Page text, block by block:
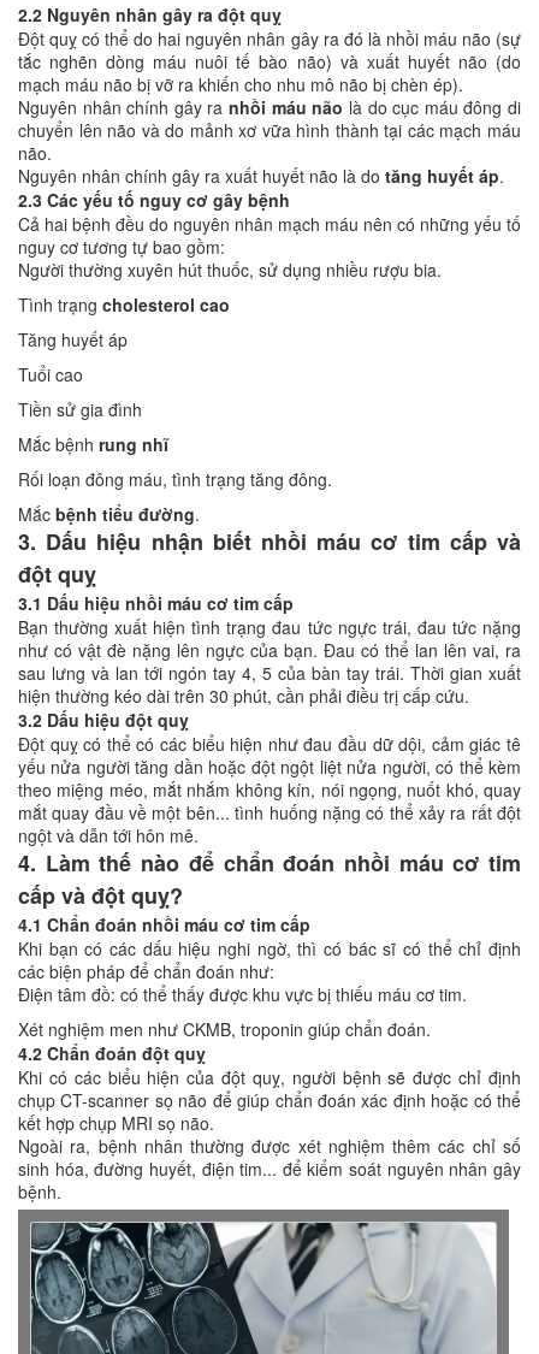
2.2 Nguyên nhân gây ra đột quỵ
Đột quỵ có thể do hai nguyên nhân gây ra đó là nhồi máu não (sự
tắc nghẽn dòng máu nuôi tế bào não) và xuất huyết não (do
mạch máu não bị vỡ ra khiến cho nhu mô não bị chèn ép).
Nguyên nhân chính gây ranhồi máu não là do cục máu đông di
chuyển lên não và do mảnh xơ vữa hình thành tại các mạch máu
não.
Nguyên nhân chính gây ra xuất huyết não là do tăng huyết áp.
2.3 Các yếu tố nguy cơ gây bệnh
Cả hai bệnh đều do nguyên nhân mạch máu nên có những yếu tố
nguy cơ tương tự bao gồm:
Người thường xuyên hút thuốc, sử dụng nhiều rượu bia.
Tình trạng cholesterol cao
Tăng huyết áp
Tuổi cao
Tiền sử gia đình
Mắc bệnh rung nhĩ
Rối loạn đông máu, tình trạng tăng đông.
Mắc bệnh tiểu đường.
3. Dấu hiệu nhận biết nhồi máu cơ tim cấp và
đột quỵ
3.1 Dấu hiệu nhồi máu cơ tim cấp
Bạn thường xuất hiện tình trạng đau tức ngực trái, đau tức nặng
như có vật đè nặng lên ngực của bạn. Đau có thể lan lên vai, ra
sau lưng và lan tới ngón tay 4, 5 của bàn tay trái. Thời gian xuất
hiện thường kéo dài trên 30 phút, cần phải điều trị cấp cứu.
3.2 Dấu hiệu đột quỵ
Đột quỵ có thể có các biểu hiện như đau đầu dữ dội, cảm giác tê
yếu nửa người tăng dần hoặc đột ngột liệt nửa người, có thể kèm
theo miệng méo, mắt nhắm không kín, nói ngọng, nuốt khó, quay
mắt quay đầu về một bên... tình huống nặng có thể xảy ra rất đột
ngột và dẫn tới hôn mê.
4. Làm thế nào để chẩn đoán nhồi máu cơ tim
cấp và đột quỵ?
4.1 Chẩn đoán nhồi máu cơ tim cấp
Khi bạn có các dấu hiệu nghi ngờ, thì có bác sĩ có thể chỉ định
các biện pháp để chẩn đoán như:
Điện tâm đồ: có thể thấy được khu vực bị thiếu máu cơ tim.
Xét nghiệm men như CKMB, troponin giúp chẩn đoán.
4.2 Chẩn đoán đột quỵ
Khi có các biểu hiện của đột quỵ, người bệnh sẽ được chỉ định
chụp CT-scanner sọ não để giúp chẩn đoán xác định hoặc có thể
kết hợp chụp MRI sọ não.
Ngoài ra, bệnh nhân thường được xét nghiệm thêm các chỉ số
sinh hóa, đường huyết, điện tim... để kiểm soát nguyên nhân gây
bệnh.